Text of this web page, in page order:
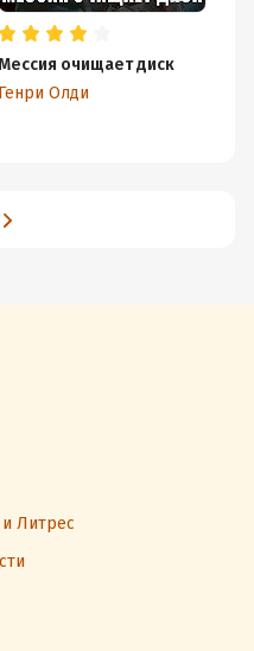
Мессия очищает диск
Генри Олди
и Литрес